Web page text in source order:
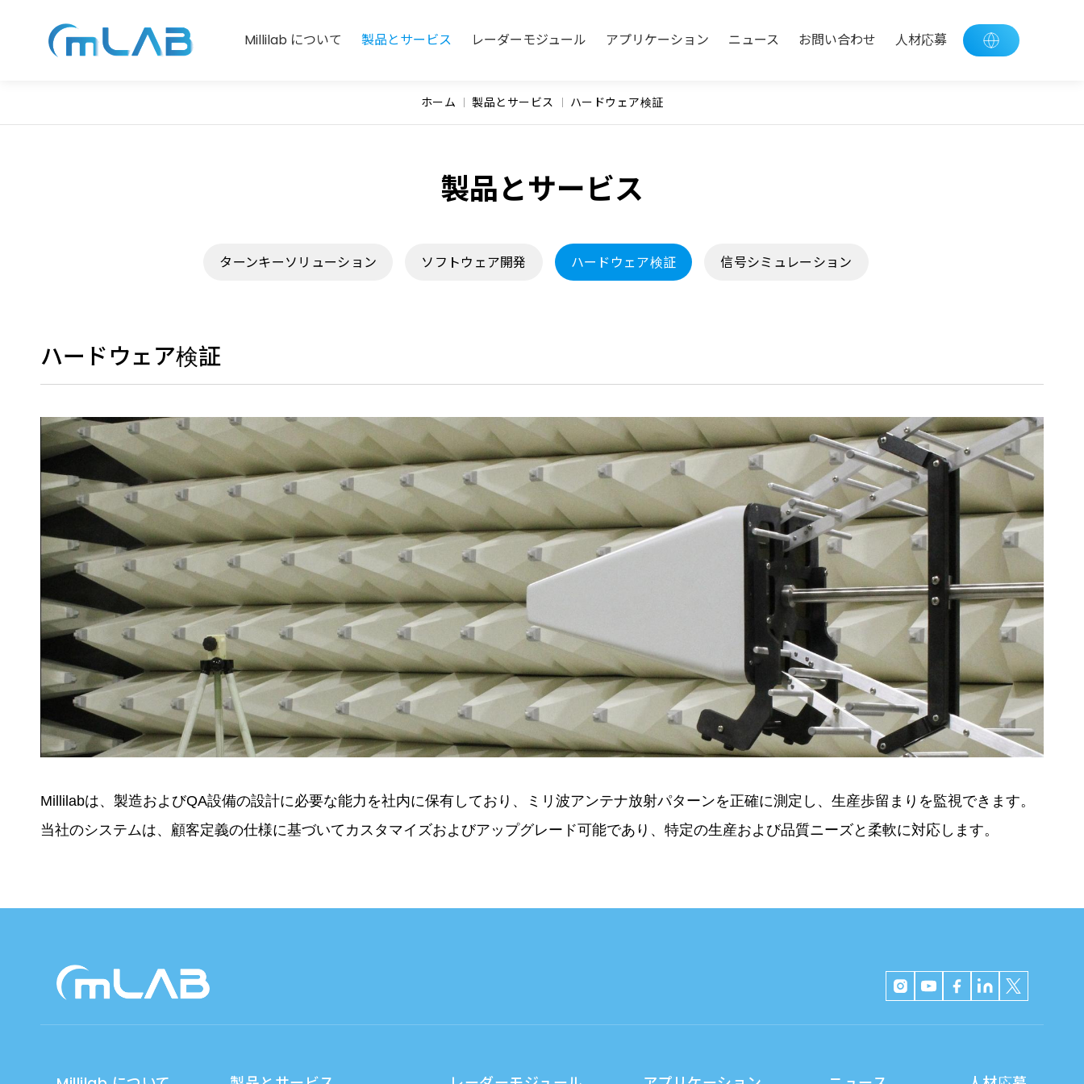
Millilab について 製品とサービス レーダーモジュール アプリケーション ニュース お問い合わせ 人材応募
ホーム 製品とサービス ハードウェア検証
製品とサービス
ターンキーソリューション ソフトウェア開発 ハードウェア検証 信号シミュレーション
ハードウェア検証
Millilabは、製造およびQA設備の設計に必要な能力を社内に保有しており、ミリ波アンテナ放射パターンを正確に測定し、生産歩留まりを監視できます。
当社のシステムは、顧客定義の仕様に基づいてカスタマイズおよびアップグレード可能であり、特定の生産および品質ニーズと柔軟に対応します。